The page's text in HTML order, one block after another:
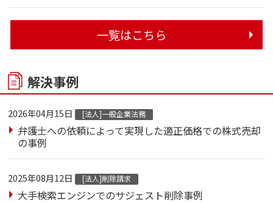
一覧はこちら
解決事例
2026年04月15日 [法人]一般企業法務
弁護士への依頼によって実現した適正価格での株式売却
の事例
2025年08月12日 [法人]削除請求
大手検索エンジンでのサジェスト削除事例